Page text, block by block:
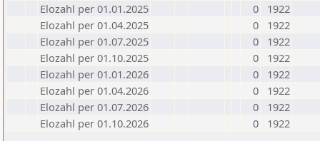
Elozahl per 01.01.2025
0
1922
Elozahl per 01.04.2025
0
1922
Elozahl per 01.07.2025
0
1922
Elozahl per 01.10.2025
0
1922
Elozahl per 01.01.2026
0
1922
Elozahl per 01.04.2026
0
1922
Elozahl per 01.07.2026
0
1922
Elozahl per 01.10.2026
0 1922